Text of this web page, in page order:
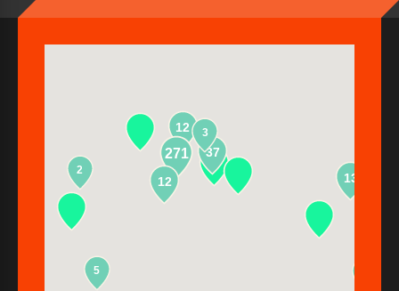
12
271
13
37
2
5
12
3